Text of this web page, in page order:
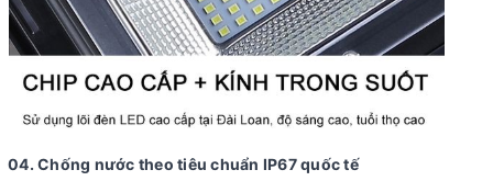
04. Chống nước theo tiêu chuẩn IP67 quốc tế